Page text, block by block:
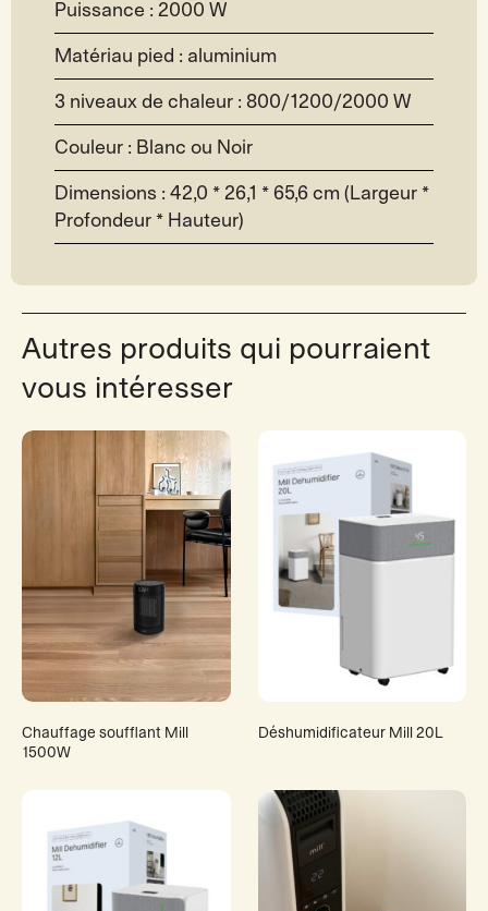
Puissance : 2000 W
Matériau pied : aluminium
3 niveaux de chaleur : 800/1200/2000 W
Couleur : Blanc ou Noir
Dimensions : 42,0 * 26,1 * 65,6 cm (Largeur *
Profondeur * Hauteur)
Autres produits qui pourraient
vous intéresser
Chauffage soufflant Mill
1500W
Déshumidificateur Mill 20L